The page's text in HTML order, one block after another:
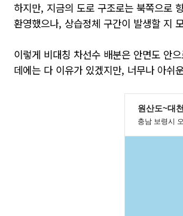
하지만, 지금의 도로 구조로는 북쪽으로
환영했으나, 상습정체 구간이 발생할 지
이렇게 비대칭 차선수 배분은 안면도 안
데에는 다 이유가 있겠지만, 너무나 아쉬